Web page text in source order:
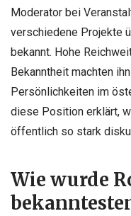
Moderator bei
verschiedene Projekte
bekannt. Hohe
Bekanntheit machten
Persönlichkeiten im
diese Position erklärt,
öffentlich so stark
Wie wurde